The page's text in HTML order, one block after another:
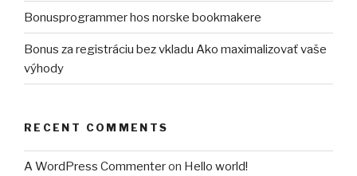
Bonusprogrammer hos norske bookmakere
Bonus za registráciu bez vkladu Ako maximalizovať vaše
výhody
RECENT COMMENTS
A WordPress Commenteron Hello world!